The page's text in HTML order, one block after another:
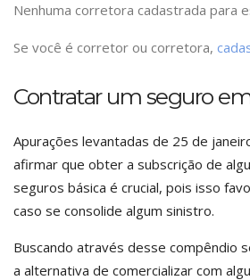
Nenhuma corretora cadastrada para
Se você é corretor ou corretora,
Contratar um seguro
Apurações levantadas de 25 de
afirmar que obter a subscrição de
seguros básica é crucial, pois isso
caso se consolide algum sinistro.
Buscando através desse compêndio
a alternativa de comercializar com